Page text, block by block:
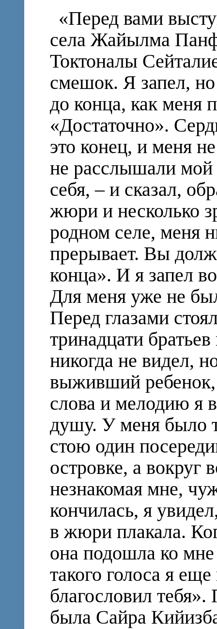
«Перед вами
села Жайылма
Токтоналы
смешок. Я запел, но
до конца, как меня
«Достаточно».
это конец, и меня
не расслышали
себя, – и сказал,
жюри и несколько
родном селе, меня
прерывает. Вы
конца». И я запел
Для меня уже не
Перед глазами
тринадцати
никогда не видел,
выживший
слова и мелодию я
душу. У меня было
стою один
островке, а вокруг
незнакомая мне,
кончилась, я
в жюри плакала.
она подошла ко
такого голоса я
благословил тебя».
была Сайра